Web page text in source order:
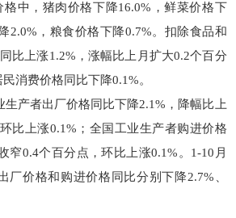
格中，猪肉价格下降16.0%，鲜菜价格下
2.0%，粮食价格下降0.7%。扣除食品和
比上涨1.2%，涨幅比上月扩大0.2个百分
消费价格同比下降0.1%。
生产者出厂价格同比下降2.1%，降幅比上
比上涨0.1%；全国工业生产者购进价格
窄0.4个百分点，环比上涨0.1%。1-10月
厂价格和购进价格同比分别下降2.7%、